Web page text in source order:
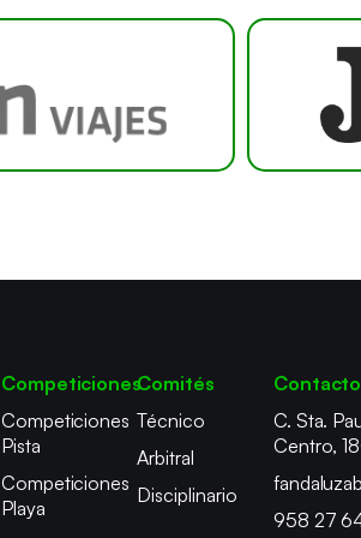
Competiciones
Competiciones
Pista
Competiciones
Playa
Comités
Técnico
Arbitral
Disciplinario
Contacto
C. Sta.
Centro,
958 27